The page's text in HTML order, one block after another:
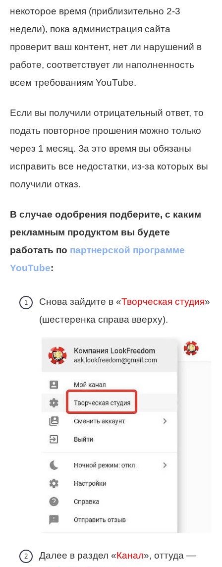
некоторое время (приблизительно 2-3
недели), пока администрация сайта
проверит ваш контент, нет ли нарушений в
работе, соответствует ли наполненность
всем требованиям YouTube.
Если вы получили отрицательный ответ, то
подать повторное прошения можно только
через 1 месяц. За это время вы обязаны
исправить все недостатки, из-за которых вы
получили отказ.
В случае одобрения подберите, с каким
рекламным продуктом вы будете
работать по партнерской программе
YouTube:
Снова зайдите в «Творческая студия»
(шестеренка справа вверху).
Далее в раздел «Канал», оттуда —